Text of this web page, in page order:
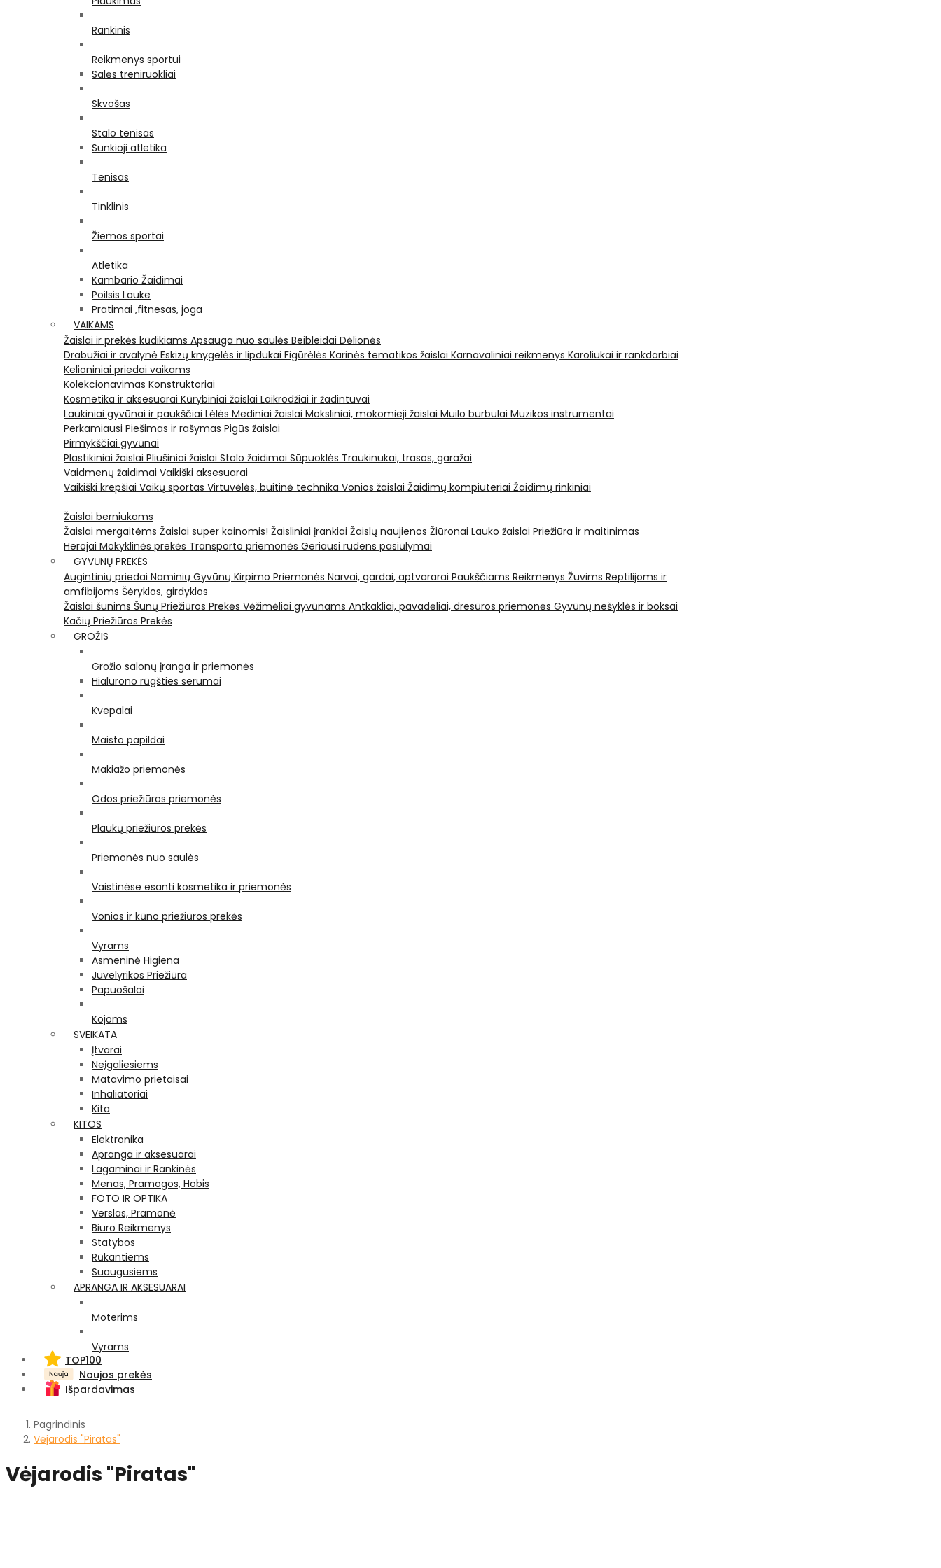
Rankinis
Reikmenys sportui
Salės treniruokliai
Skvošas
Stalo tenisas
Sunkioji atletika
Tenisas
Tinklinis
Žiemos sportai
Atletika
Kambario Žaidimai
Poilsis Lauke
Pratimai ,fitnesas, joga
VAIKAMS
Žaislai ir prekės kūdikiams Apsauga nuo saulės Beibleidai Dėlionės
Drabužiai ir avalynė Eskizų knygelės ir lipdukai Figūrėlės Karinės tematikos žaislai Karnavaliniai reikmenys Karoliukai ir rankdarbiai
Kelioniniai priedai vaikams
Kolekcionavimas Konstruktoriai
Kosmetika ir aksesuarai Kūrybiniai žaislai Laikrodžiai ir žadintuvai
Laukiniai gyvūnai ir paukščiai Lėlės Mediniai žaislai Moksliniai, mokomieji žaislai Muilo burbulai Muzikos instrumentai
Perkamiausi Piešimas ir rašymas Pigūs žaislai
Pirmykščiai gyvūnai
Plastikiniai žaislai Pliušiniai žaislai Stalo žaidimai Sūpuoklės Traukinukai, trasos, garažai
Vaidmenų žaidimai Vaikiški aksesuarai
Vaikiški krepšiai Vaikų sportas Virtuvėlės, buitinė technika Vonios žaislai Žaidimų kompiuteriai Žaidimų rinkiniai
Žaislai berniukams
Žaislai mergaitėms Žaislai super kainomis! Žaisliniai įrankiai Žaislų naujienos Žiūronai Lauko žaislai Priežiūra ir maitinimas
Herojai Mokyklinės prekės Transporto priemonės Geriausi rudens pasiūlymai
GYVŪNŲ PREKĖS
Augintinių priedai Naminių Gyvūnų Kirpimo Priemonės Narvai, gardai, aptvararai Paukščiams Reikmenys Žuvims Reptilijoms ir
amfibijoms Šėryklos, girdyklos
Žaislai šunims Šunų Priežiūros Prekės Vėžimėliai gyvūnams Antkakliai, pavadėliai, dresūros priemonės Gyvūnų nešyklės ir boksai
Kačių Priežiūros Prekės
GROŽIS
Grožio salonų įranga ir priemonės
Hialurono rūgšties serumai
Kvepalai
Maisto papildai
Makiažo priemonės
Odos priežiūros priemonės
Plaukų priežiūros prekės
Priemonės nuo saulės
Vaistinėse esanti kosmetika ir priemonės
Vonios ir kūno priežiūros prekės
Vyrams
Asmeninė Higiena
Juvelyrikos Priežiūra
Papuošalai
Kojoms
SVEIKATA
Įtvarai
Neįgaliesiems
Matavimo prietaisai
Inhaliatoriai
Kita
KITOS
Elektronika
Apranga ir aksesuarai
Lagaminai ir Rankinės
Menas, Pramogos, Hobis
FOTO IR OPTIKA
Verslas, Pramonė
Biuro Reikmenys
Statybos
Rūkantiems
Suaugusiems
APRANGA IR AKSESUARAI
Moterims
Vyrams
TOP100
Naujos prekės
Išpardavimas
Pagrindinis
Vėjarodis "Piratas"
Vėjarodis "Piratas"